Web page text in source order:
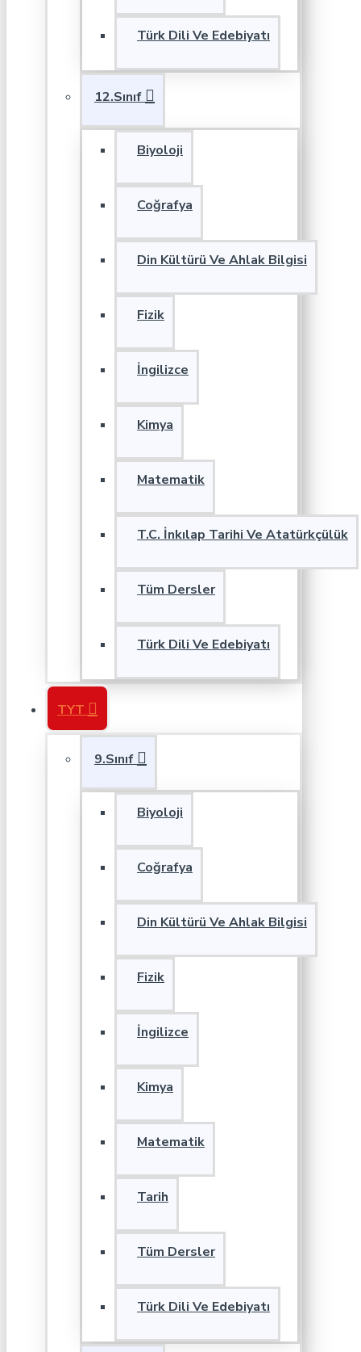
Türk Dili Ve Edebiyatı
12.Sınıf
Biyoloji
Coğrafya
Din Kültürü Ve Ahlak Bilgisi
Fizik
İngilizce
Kimya
Matematik
T.C. İnkılap Tarihi Ve Atatürkçülük
Tüm Dersler
Türk Dili Ve Edebiyatı
TYT
9.Sınıf
Biyoloji
Coğrafya
Din Kültürü Ve Ahlak Bilgisi
Fizik
İngilizce
Kimya
Matematik
Tarih
Tüm Dersler
Türk Dili Ve Edebiyatı